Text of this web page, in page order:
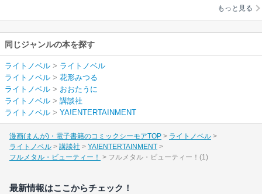
もっと見る
同じジャンルの本を探す
ライトノベル > ライトノベル
ライトノベル > 花形みつる
ライトノベル > おおたうに
ライトノベル > 講談社
ライトノベル > YA!ENTERTAINMENT
漫画(まんが)・電子書籍のコミックシーモアTOP
ライトノベル
ライトノベル
講談社
YA!ENTERTAINMENT
フルメタル・ビューティー！
フルメタル・ビューティー！(1)
最新情報はここからチェック！